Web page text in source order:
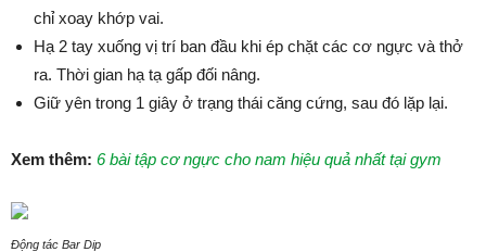
chỉ xoay khớp vai.
Hạ 2 tay xuống vị trí ban đầu khi ép chặt các cơ ngực và thở
ra. Thời gian hạ tạ gấp đối nâng.
Giữ yên trong 1 giây ở trạng thái căng cứng, sau đó lặp lại.
Xem thêm: 6 bài tập cơ ngực cho nam hiệu quả nhất tại gym
Động tác Bar Dip